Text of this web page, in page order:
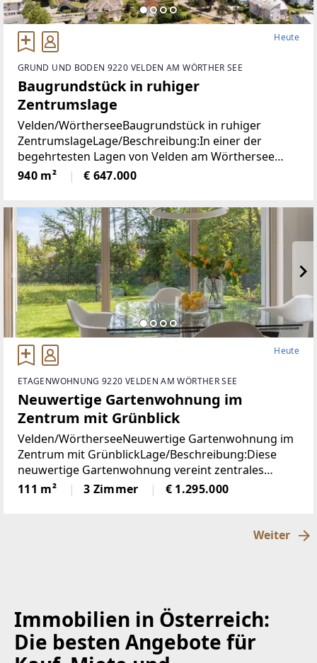
Heute
GRUND UND BODEN 9220 VELDEN AM WÖRTHER SEE
Baugrundstück in ruhiger
Zentrumslage
Velden/WörtherseeBaugrundstück in ruhiger
ZentrumslageLage/Beschreibung:In einer der
begehrtesten Lagen von Velden am Wörthersee
befindet sich dieses ca. 940 m² große Grundstück,
das mit seiner ruhigen und dennoch zentralen Lage
940 m² € 647.000
Heute
ETAGENWOHNUNG 9220 VELDEN AM WÖRTHER SEE
Neuwertige Gartenwohnung im
Zentrum mit Grünblick
Velden/WörtherseeNeuwertige Gartenwohnung im
Zentrum mit GrünblickLage/Beschreibung:Diese
neuwertige Gartenwohnung vereint zentrales
Wohnen mit einer außergewöhnlich ruhigen Lage
im Herzen von Velden am Wörthersee. Sämtliche
111 m² 3 Zimmer € 1.295.000
Weiter
Immobilien in Österreich:
Die besten Angebote für